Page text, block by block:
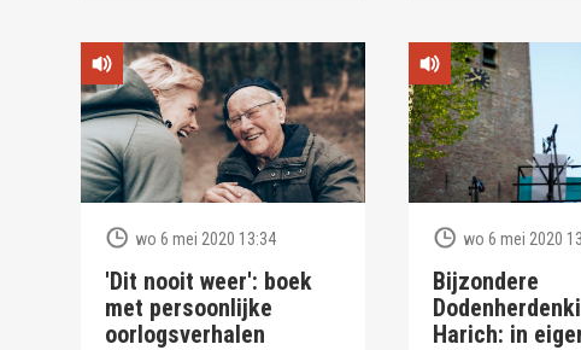
wo 6 mei 2020 13:34
'Dit nooit weer': boek
met persoonlijke
oorlogsverhalen
wo 6 mei 2020
Bijzondere
Harich: in